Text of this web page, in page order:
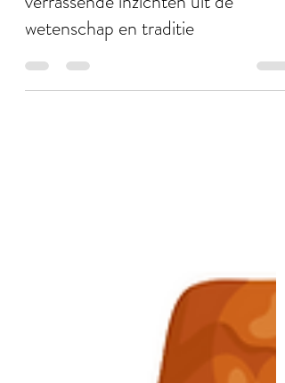
Borstvoeding en de Ramadan: 5
verrassende inzichten uit de
wetenschap en traditie